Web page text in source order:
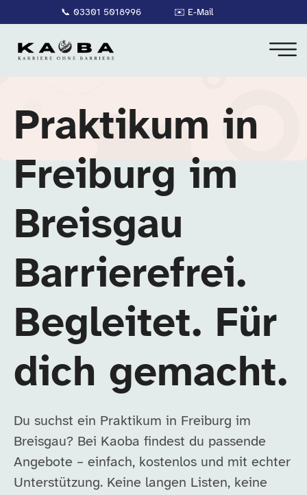
📞 03301 5018996 ✉️ E-Mail
Praktikum in
Freiburg im
Breisgau
Barrierefrei.
Begleitet. Für
dich gemacht.
Du suchst ein Praktikum in Freiburg im
Breisgau? Bei Kaoba findest du passende
Angebote – einfach, kostenlos und mit echter
Unterstützung. Keine langen Listen, keine